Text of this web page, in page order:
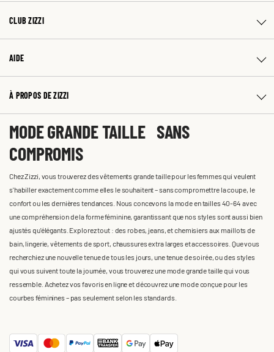
CLUB ZIZZI
AIDE
À PROPOS DE ZIZZI
MODE GRANDE TAILLE SANS
COMPROMIS
Chez Zizzi, vous trouverez des vêtements grande taille pour les femmes qui veulent
s'habiller exactement comme elles le souhaitent – sans compromettre la coupe, le
confort ou les dernières tendances. Nous concevons la mode en tailles 40-64 avec
une compréhension de la forme féminine, garantissant que nos styles sont aussi bien
ajustés qu'élégants. Explorez tout : des robes, jeans, et chemisiers aux maillots de
bain, lingerie, vêtements de sport, chaussures extra larges et accessoires. Que vous
recherchiez une nouvelle tenue de tous les jours, une tenue de soirée, ou des styles
qui vous suivent toute la journée, vous trouverez une mode grande taille qui vous
ressemble. Achetez vos favoris en ligne et découvrez une mode conçue pour les
courbes féminines – pas seulement selon les standards.